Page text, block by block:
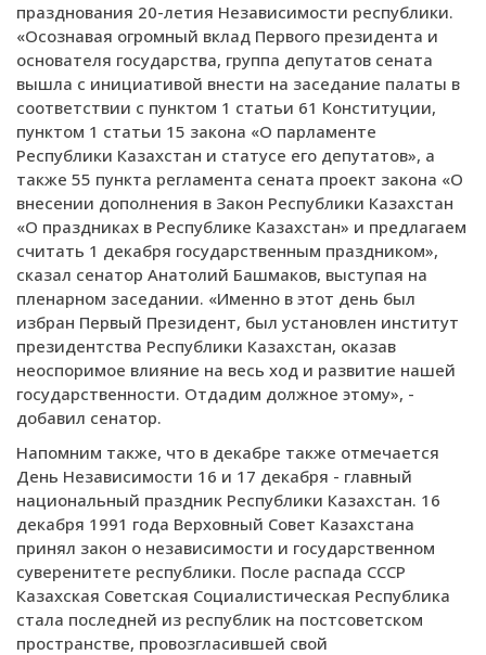
празднования 20-летия Независимости республики.
«Осознавая огромный вклад Первого президента и
основателя государства, группа депутатов сената
вышла с инициативой внести на заседание палаты в
соответствии с пунктом 1 статьи 61 Конституции,
пунктом 1 статьи 15 закона «О парламенте
Республики Казахстан и статусе его депутатов», а
также 55 пункта регламента сената проект закона «О
внесении дополнения в Закон Республики Казахстан
«О праздниках в Республике Казахстан» и предлагаем
считать 1 декабря государственным праздником»,
сказал сенатор Анатолий Башмаков, выступая на
пленарном заседании. «Именно в этот день был
избран Первый Президент, был установлен институт
президентства Республики Казахстан, оказав
неоспоримое влияние на весь ход и развитие нашей
государственности. Отдадим должное этому», -
добавил сенатор.
Напомним также, что в декабре также отмечается
День Независимости 16 и 17 декабря - главный
национальный праздник Республики Казахстан. 16
декабря 1991 года Верховный Совет Казахстана
принял закон о независимости и государственном
суверенитете республики. После распада СССР
Казахская Советская Социалистическая Республика
стала последней из республик на постсоветском
пространстве, провозгласившей свой